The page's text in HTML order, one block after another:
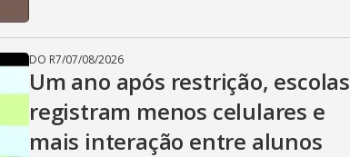
DO R7/07/08/2026
Um ano após restrição, escolas
registram menos celulares e
mais interação entre alunos